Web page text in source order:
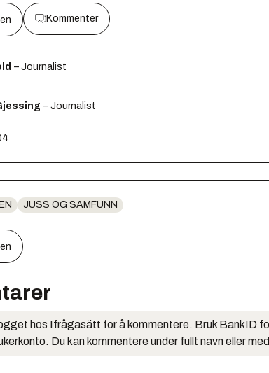
Kommenter
– Journalist
– Journalist
JUSS OG SAMFUNN
hos Ifrågasätt for å kommentere. Bruk BankID
Du kan kommentere under fullt navn eller